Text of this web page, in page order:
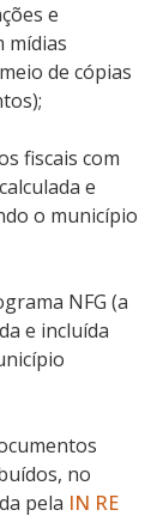
e
mídias
de cópias
fiscais com
e
o município
NFG (a
e incluída
no
pela IN RE